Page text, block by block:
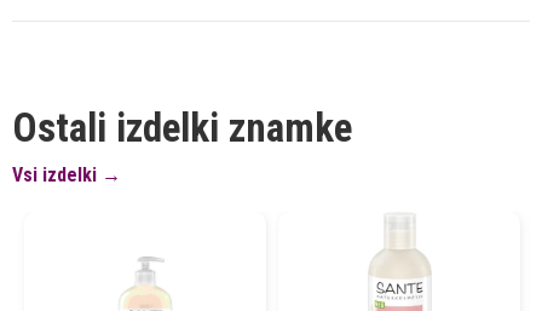
Ostali izdelki znamke
Vsi izdelki →